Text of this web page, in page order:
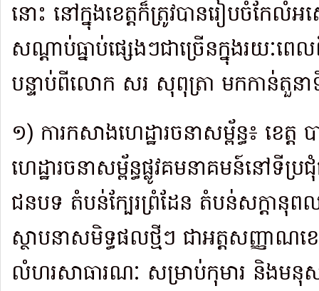
នោះ នៅក្នុងខេត្តក៏ត្រូវបានរៀប​ចំ​កែ
សណ្តាប់ធ្នាប់ផ្សេងៗជាច្រើនក្នុងរយៈពេ
បន្ទាប់ពីលោក សរ សុពុត្រា មកកាន់តួនា
១) ការកសាងហេដ្ឋារចនាសម្ព័ន្ធ៖ ខេត្
ហេដ្ឋារចនាសម្ព័ន្ធផ្លូវ​គមនា​គមន៍នៅទីប្
ជនបទ តំបន់ក្បែរព្រំដែន តំបន់សក្តានុ
ស្ថាបនាសមិទ្ធផលថ្មីៗ ជាអត្តសញ្ញាណខេ
លំហរសាធារណៈ សម្រាប់កុមារ និង​មនុ